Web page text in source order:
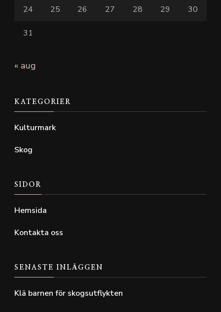
24 25 26 27 28 29 30
31
« aug
KATEGORIER
Kulturmark
Skog
SIDOR
Hemsida
Kontakta oss
SENASTE INLÄGGEN
Klä barnen för skogsutflykten